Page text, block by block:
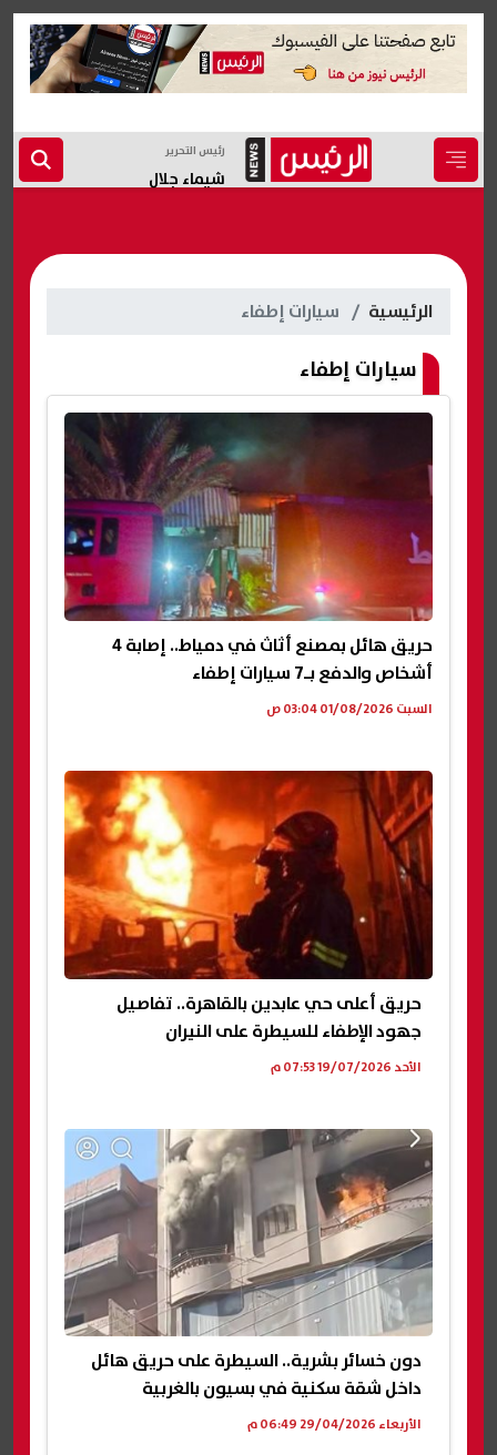
رئيس التحرير
شيماء جلال
الرئيسية سيارات إطفاء
سيارات إطفاء
حريق هائل بمصنع أثاث في دمياط.. إصابة 4
أشخاص والدفع بـ7 سيارات إطفاء
السبت 01/08/2026 03:04 ص
حريق أعلى حي عابدين بالقاهرة.. تفاصيل
جهود الإطفاء للسيطرة على النيران
الأحد 19/07/2026 07:53 م
دون خسائر بشرية.. السيطرة على حريق هائل
داخل شقة سكنية في بسيون بالغربية
الأربعاء 29/04/2026 06:49 م